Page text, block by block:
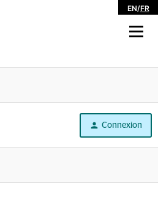
EN/FR
Connexion